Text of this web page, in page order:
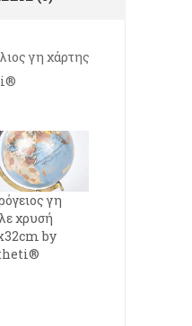
γη χάρτης
γη
χρυσή
by